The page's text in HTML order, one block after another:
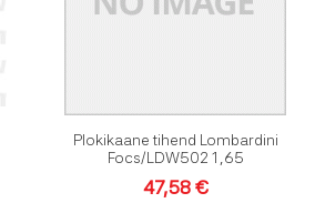
Kiirvaade
Plokikaane tihend Lombardini
Focs/LDW502 1,65
47,58 €